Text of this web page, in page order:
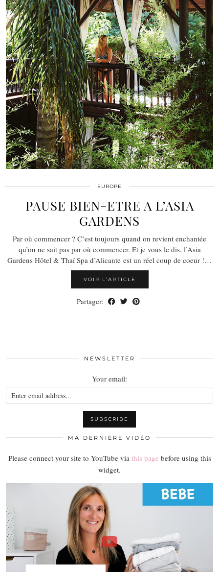
EUROPE
PAUSE BIEN-ETRE A L’ASIA
GARDENS
Par où commencer ? C’est toujours quand on revient enchantée
qu’on ne sait pas par où commencer. Et je vous le dis, l’Asia
Gardens Hôtel & Thaï Spa d’Alicante est un réel coup de coeur !…
VOIR L’ARTICLE
Partager:
NEWSLETTER
Your email:
MA DERNIÈRE VIDÉO
Please connect your site to YouTube via this page before using this
widget.